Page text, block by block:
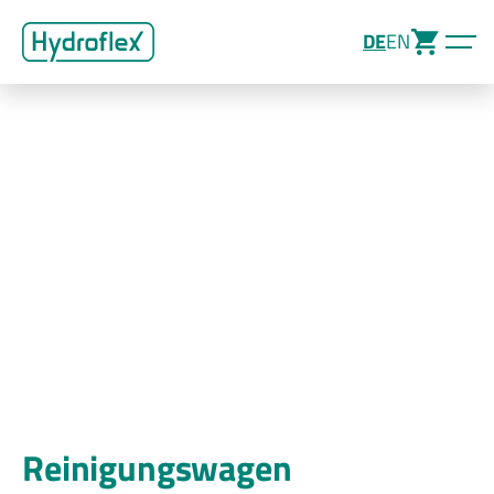
DEEN
Reinigungswagen